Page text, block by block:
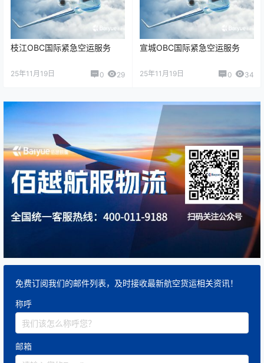
枝江OBC国际紧急空运服务
25年11月19日 0 29
宣城OBC国际紧急空运服务
25年11月19日 0 34
免费订阅我们的邮件列表，及时接收最新航空货运相关资讯！
称呼
邮箱